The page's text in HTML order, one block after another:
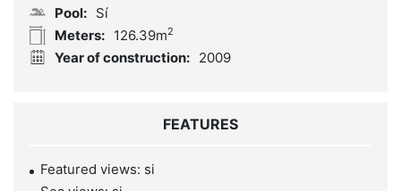
Pool: Sí
Meters: 126.39m2
Year of construction: 2009
FEATURES
Featured views: si